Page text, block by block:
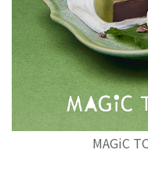
MAGiC